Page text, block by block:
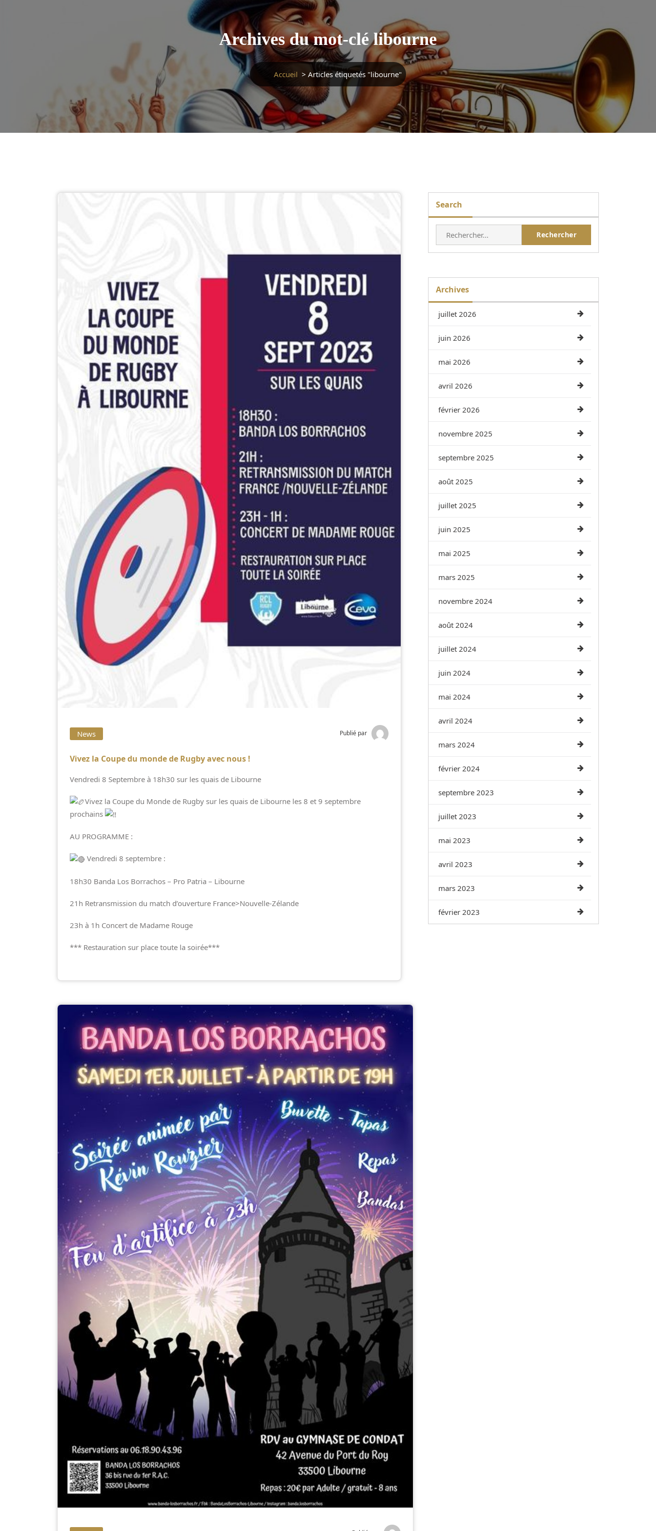
Archives du mot-clé libourne
Accueil > Articles étiquetés "libourne"
News Publié par
Vivez la Coupe du monde de Rugby avec nous !
Vendredi 8 Septembre à 18h30 sur les quais de Libourne
Vivez la Coupe du Monde de Rugby sur les quais de Libourne les 8 et 9 septembre
prochains
AU PROGRAMME :
Vendredi 8 septembre :
18h30 Banda Los Borrachos – Pro Patria – Libourne
21h Retransmission du match d’ouverture France>Nouvelle-Zélande
23h à 1h Concert de Madame Rouge
*** Restauration sur place toute la soirée***
Search
Archives
juillet 2026
juin 2026
mai 2026
avril 2026
février 2026
novembre 2025
septembre 2025
août 2025
juillet 2025
juin 2025
mai 2025
mars 2025
novembre 2024
août 2024
juillet 2024
juin 2024
mai 2024
avril 2024
mars 2024
février 2024
septembre 2023
juillet 2023
mai 2023
avril 2023
mars 2023
février 2023